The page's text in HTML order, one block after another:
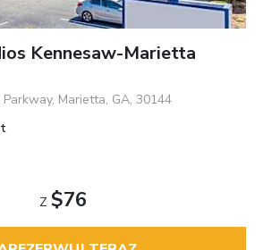
Kennesaw-Marietta
Marietta, GA, 30144
Z $76